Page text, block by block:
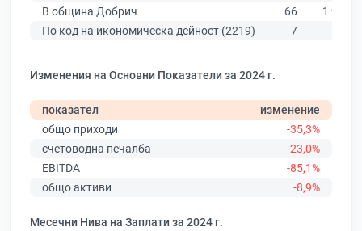
В община Добрич
66
1 913
По код на икономическа дейност (2219)
7
Изменения на Основни Показатели за 2024 г.
показател
изменение
общо приходи
-35,3%
счетоводна печалба
-23,0%
EBITDA
-85,1%
общо активи
-8,9%
Месечни Нива на Заплати за 2024 г.